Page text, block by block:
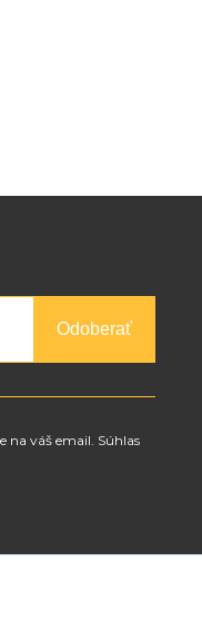
Odoberať
na váš email. Súhlas